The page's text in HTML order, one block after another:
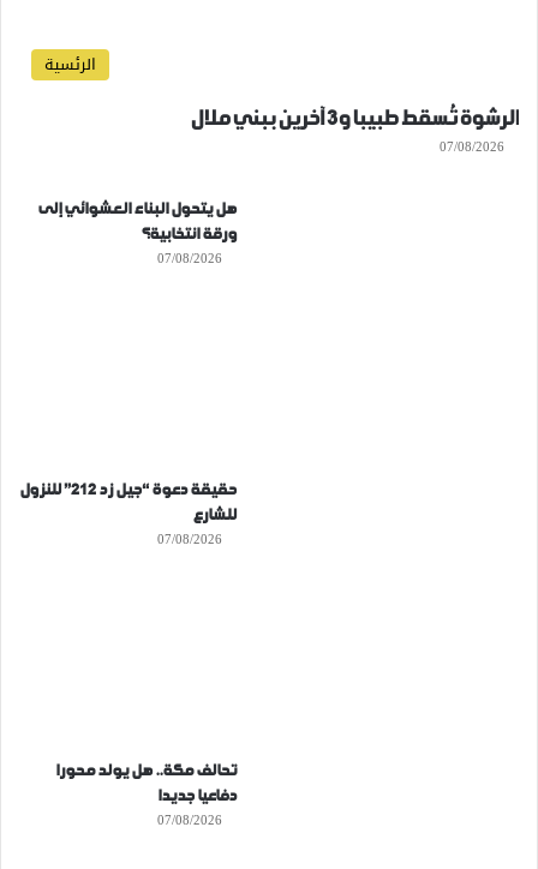
الرئسية
الرشوة تُسقط طبيبا و3 آخرين ببني ملال
07/08/2026
هل يتحول البناء العشوائي إلى
ورقة انتخابية؟
07/08/2026
حقيقة دعوة “جيل زد 212” للنزول
للشارع
07/08/2026
تحالف مكة.. هل يولد محورا
دفاعيا جديدا
07/08/2026